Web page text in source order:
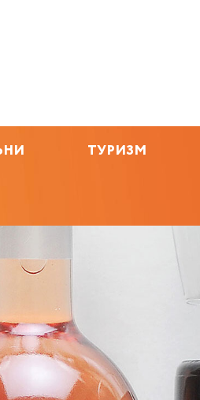
ТУРИЗМ